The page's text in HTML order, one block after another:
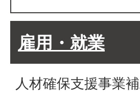
雇用・就業
人材確保支援事業